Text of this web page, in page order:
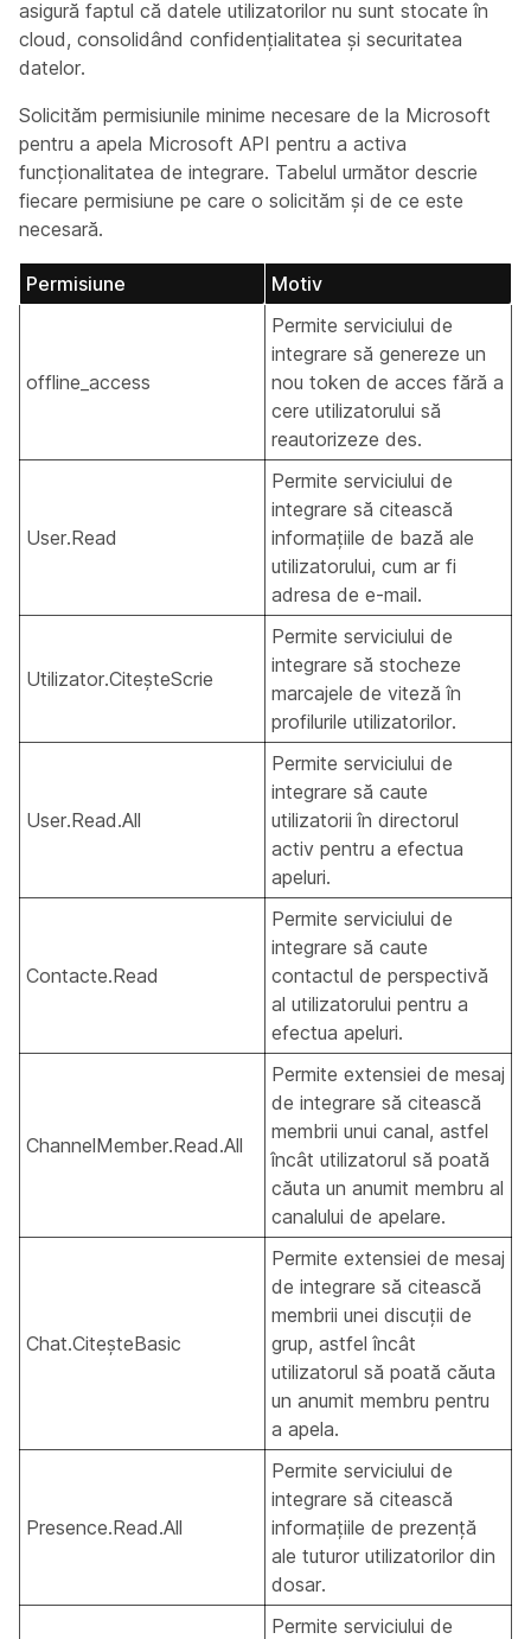
asigură faptul că datele utilizatorilor nu sunt stocate în
cloud, consolidând confidențialitatea și securitatea
datelor.
Solicităm permisiunile minime necesare de la Microsoft
pentru a apela Microsoft API pentru a activa
funcționalitatea de integrare. Tabelul următor descrie
fiecare permisiune pe care o solicităm și de ce este
necesară.
Permisiune Motiv
offline_access
Permite serviciului de
integrare să genereze un
nou token de acces fără a
cere utilizatorului să
reautorizeze des.
User.Read
Permite serviciului de
integrare să citească
informațiile de bază ale
utilizatorului, cum ar fi
adresa de e-mail.
Utilizator.CiteșteScrie
Permite serviciului de
integrare să stocheze
marcajele de viteză în
profilurile utilizatorilor.
User.Read.All
Permite serviciului de
integrare să caute
utilizatorii în directorul
activ pentru a efectua
apeluri.
Contacte.Read
Permite serviciului de
integrare să caute
contactul de perspectivă
al utilizatorului pentru a
efectua apeluri.
ChannelMember.Read.All
Permite extensiei de mesaj
de integrare să citească
membrii unui canal, astfel
încât utilizatorul să poată
căuta un anumit membru al
canalului de apelare.
Chat.CiteșteBasic
Permite extensiei de mesaj
de integrare să citească
membrii unei discuții de
grup, astfel încât
utilizatorul să poată căuta
un anumit membru pentru
a apela.
Presence.Read.All
Permite serviciului de
integrare să citească
informațiile de prezență
ale tuturor utilizatorilor din
dosar.
Permite serviciului de